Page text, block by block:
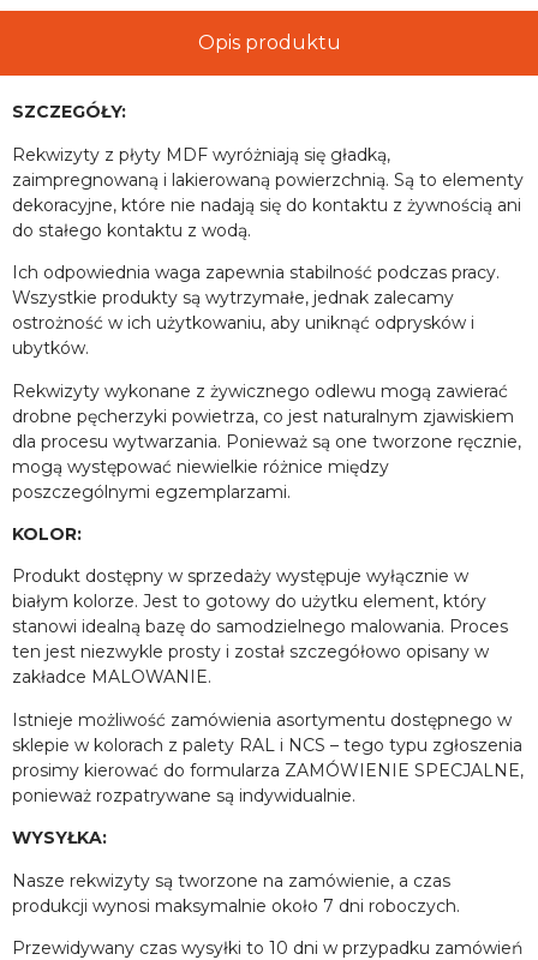
Opis produktu
SZCZEGÓŁY:
Rekwizyty z płyty MDF wyróżniają się gładką,
zaimpregnowaną i lakierowaną powierzchnią. Są to elementy
dekoracyjne, które nie nadają się do kontaktu z żywnością ani
do stałego kontaktu z wodą.
Ich odpowiednia waga zapewnia stabilność podczas pracy.
Wszystkie produkty są wytrzymałe, jednak zalecamy
ostrożność w ich użytkowaniu, aby uniknąć odprysków i
ubytków.
Rekwizyty wykonane z żywicznego odlewu mogą zawierać
drobne pęcherzyki powietrza, co jest naturalnym zjawiskiem
dla procesu wytwarzania. Ponieważ są one tworzone ręcznie,
mogą występować niewielkie różnice między
poszczególnymi egzemplarzami.
KOLOR:
Produkt dostępny w sprzedaży występuje wyłącznie w
białym kolorze. Jest to gotowy do użytku element, który
stanowi idealną bazę do samodzielnego malowania. Proces
ten jest niezwykle prosty i został szczegółowo opisany w
zakładce MALOWANIE.
Istnieje możliwość zamówienia asortymentu dostępnego w
sklepie w kolorach z palety RAL i NCS – tego typu zgłoszenia
prosimy kierować do formularza ZAMÓWIENIE SPECJALNE,
ponieważ rozpatrywane są indywidualnie.
WYSYŁKA:
Nasze rekwizyty są tworzone na zamówienie, a czas
produkcji wynosi maksymalnie około 7 dni roboczych.
Przewidywany czas wysyłki to 10 dni w przypadku zamówień